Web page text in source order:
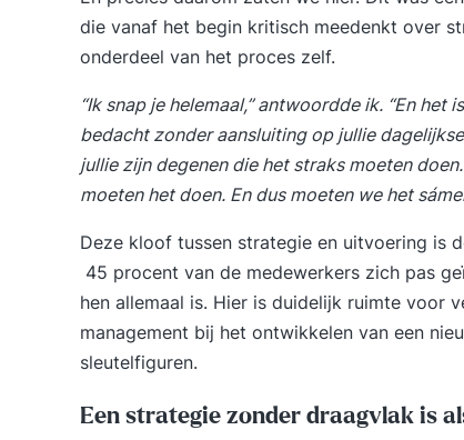
die vanaf het begin kritisch meedenkt over
onderdeel van het proces zelf.
“Ik snap je helemaal,” antwoordde ik. “En
bedacht zonder aansluiting op jullie
jullie zijn degenen die het straks moeten
moeten het doen. En dus moeten we het
Deze kloof tussen strategie en uitvoering is
45 procent van de medewerkers zich pas
hen allemaal is. Hier is duidelijk ruimte voor
management bij het ontwikkelen van een
sleutelfiguren.
Een strategie zonder draagvlak is